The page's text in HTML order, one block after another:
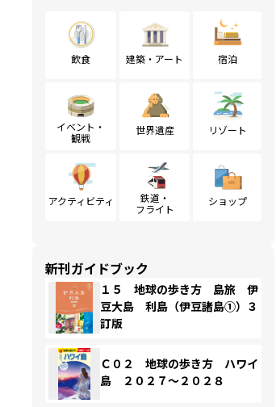
飲食 建築・アート 宿泊
イベント・
観戦
世界遺産 リゾート
アクティビティ
鉄道・
フライト
ショップ
新刊ガイドブック
１５ 地球の歩き方 島旅 伊
豆大島 利島（伊豆諸島①）３
訂版
Ｃ０２ 地球の歩き方 ハワイ
島 ２０２７～２０２８